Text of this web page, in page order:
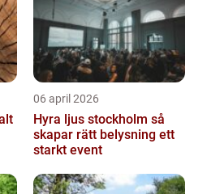
06 april 2026
Hyra ljus stockholm så
skapar rätt belysning ett
starkt event